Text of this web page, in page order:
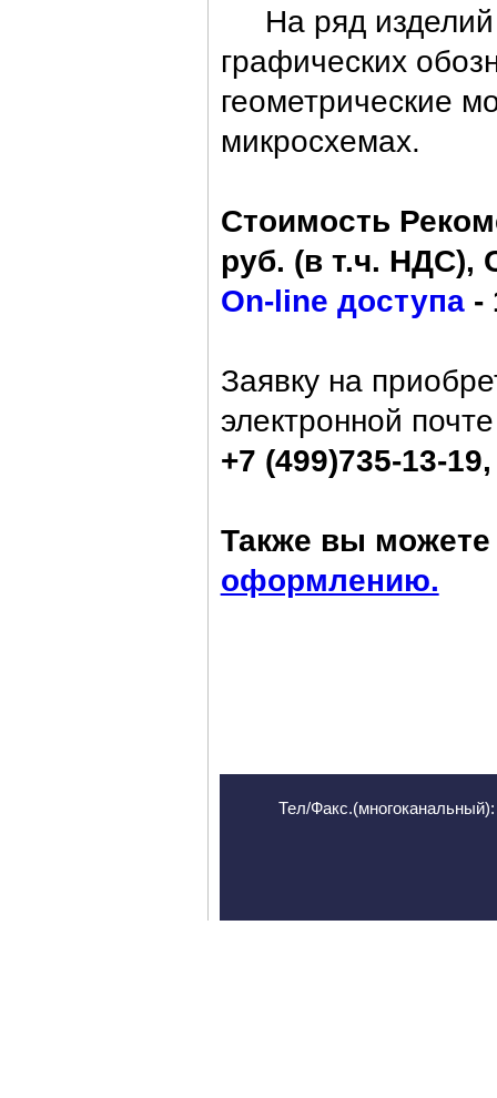
На ряд изделий
графических
геометрические
микросхемах.
Стоимость
руб. (в т.ч. НДС),
On-line доступа-
Заявку на
электронной
+7 (499)735-13-
Также вы
оформлению.
Тел/